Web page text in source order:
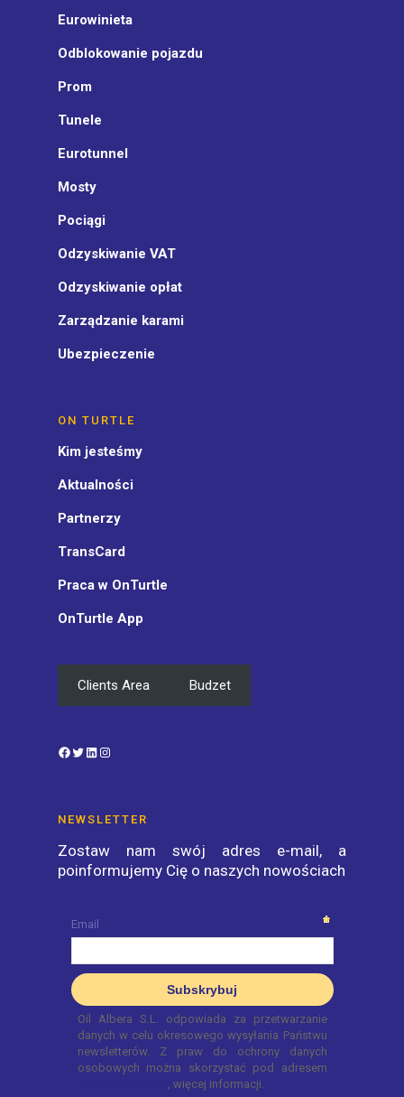
Eurowinieta
Odblokowanie pojazdu
Prom
Tunele
Eurotunnel
Mosty
Pociągi
Odzyskiwanie VAT
Odzyskiwanie opłat
Zarządzanie karami
Ubezpieczenie
ON TURTLE
Kim jesteśmy
Aktualności
Partnerzy
TransCard
Praca w OnTurtle
OnTurtle App
Clients Area Budzet
Facebook
TwitterLinkedIn
NEWSLETTER
Zostaw nam swój adres e-mail, a
poinformujemy Cię o naszych nowościach